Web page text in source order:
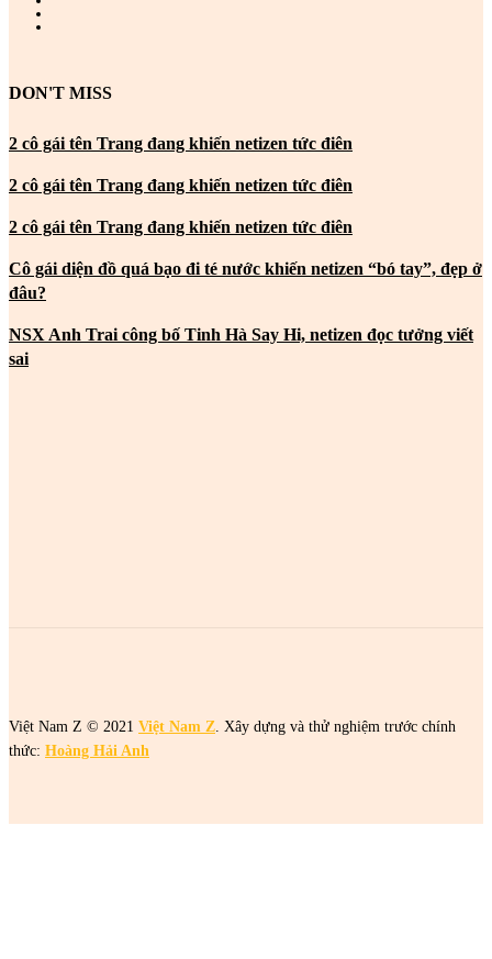
DON'T MISS
2 cô gái tên Trang đang khiến netizen tức điên
2 cô gái tên Trang đang khiến netizen tức điên
2 cô gái tên Trang đang khiến netizen tức điên
Cô gái diện đồ quá bạo đi té nước khiến netizen “bó tay”, đẹp ở
đâu?
NSX Anh Trai công bố Tinh Hà Say Hi, netizen đọc tưởng viết
sai
Việt Nam Z © 2021 Việt Nam Z . Xây dựng và thử nghiệm trước chính
thức: Hoàng Hải Anh